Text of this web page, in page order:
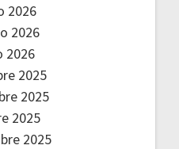
2026
2026
2026
2025
2025
2025
2025